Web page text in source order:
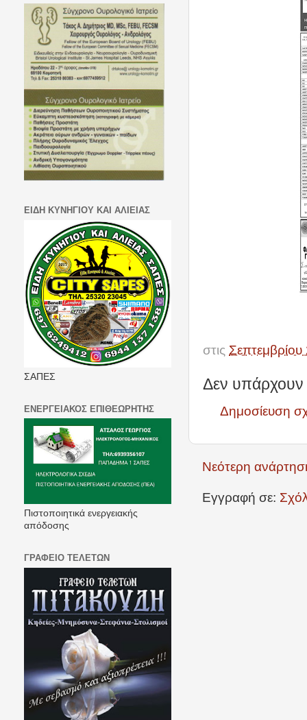
στις
Δεν υπάρχουν
Δημοσίευση
Νεότερη
Εγγραφή σε:
ΕΙΔΗ ΚΥΝΗΓΙΟΥ ΚΑΙ ΑΛΙΕΙΑΣ
ΣΑΠΕΣ
ΕΝΕΡΓΕΙΑΚΟΣ ΕΠΙΘΕΩΡΗΤΗΣ
Πιστοποιητικά ενεργειακής
απόδοσης
ΓΡΑΦΕΙΟ ΤΕΛΕΤΩΝ